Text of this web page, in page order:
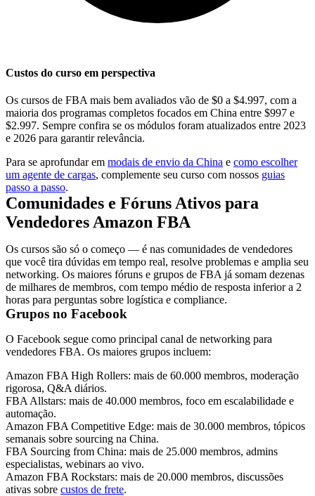
Custos do curso em perspectiva
Os cursos de FBA mais bem avaliados vão de $0 a $4.997, com a
maioria dos programas completos focados em China entre $997 e
$2.997. Sempre confira se os módulos foram atualizados entre 2023
e 2026 para garantir relevância.
Para se aprofundar em modais de envio da China e como escolher
um agente de cargas, complemente seu curso com nossos guias
passo a passo.
Comunidades e Fóruns Ativos para
Vendedores Amazon FBA
Os cursos são só o começo — é nas comunidades de vendedores
que você tira dúvidas em tempo real, resolve problemas e amplia seu
networking. Os maiores fóruns e grupos de FBA já somam dezenas
de milhares de membros, com tempo médio de resposta inferior a 2
horas para perguntas sobre logística e compliance.
Grupos no Facebook
O Facebook segue como principal canal de networking para
vendedores FBA. Os maiores grupos incluem:
Amazon FBA High Rollers: mais de 60.000 membros, moderação
rigorosa, Q&A diários.
FBA Allstars: mais de 40.000 membros, foco em escalabilidade e
automação.
Amazon FBA Competitive Edge: mais de 30.000 membros, tópicos
semanais sobre sourcing na China.
FBA Sourcing from China: mais de 25.000 membros, admins
especialistas, webinars ao vivo.
Amazon FBA Rockstars: mais de 20.000 membros, discussões
ativas sobre custos de frete.